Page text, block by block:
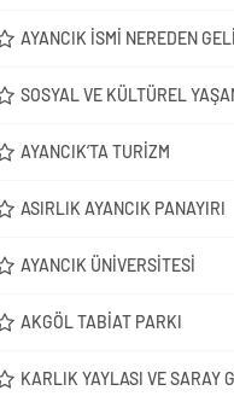
AYANCIK İSMI NEREDEN
SOSYAL VE KÜLTÜREL
AYANCIK’TA TURIZM
ASIRLIK AYANCIK PANAYIRI
AYANCIK ÜNIVERSITESI
AKGÖL TABIAT PARKI
KARLIK YAYLASI VE SARAY